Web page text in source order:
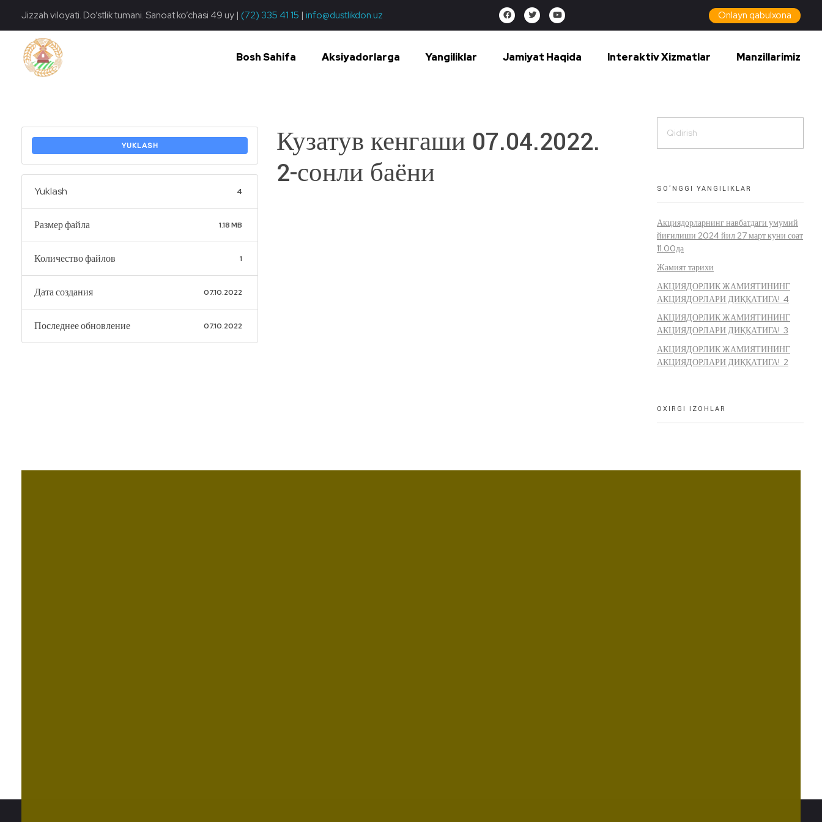
Jizzah viloyati. Do’stlik tumani. Sanoat ko’chasi 49 uy | (72) 335 41 15 | info@dustlikdon.uz Onlayn qabulxona
Bosh Sahifa Aksiyadorlarga Yangiliklar Jamiyat Haqida Interaktiv Xizmatlar Manzillarimiz
YUKLASH
Yuklash 4
Размер файла 1.18 MB
Количество файлов 1
Дата создания 07.10.2022
Последнее обновление 07.10.2022
Кузатув кенгаши 07.04.2022.
2-сонли баёни
SO’NGGI YANGILIKLAR
Акциядорларнинг навбатдаги умумий
йиғилиши 2024 йил 27 март куни соат
11.00да
Жамият тарихи
АКЦИЯДОРЛИК ЖАМИЯТИНИНГ
АКЦИЯДОРЛАРИ ДИҚҚАТИГА! 4
АКЦИЯДОРЛИК ЖАМИЯТИНИНГ
АКЦИЯДОРЛАРИ ДИҚҚАТИГА! 3
АКЦИЯДОРЛИК ЖАМИЯТИНИНГ
АКЦИЯДОРЛАРИ ДИҚҚАТИГА! 2
OXIRGI IZOHLAR